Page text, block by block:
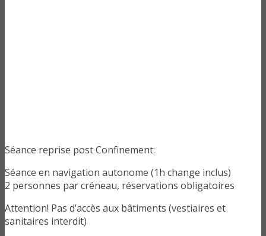
Séance reprise post Confinement:
Séance en navigation autonome (1h change inclus)
2 personnes par créneau, réservations obligatoires
Attention! Pas d’accès aux bâtiments (vestiaires et
sanitaires interdit)